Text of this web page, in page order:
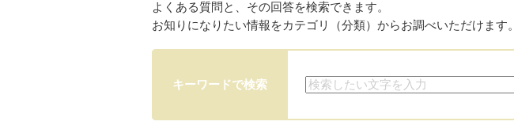
よくある質問と、その回答を検索できます。
お知りになりたい情報をカテゴリ（分類）からお調べいただけます。
キーワードで検索